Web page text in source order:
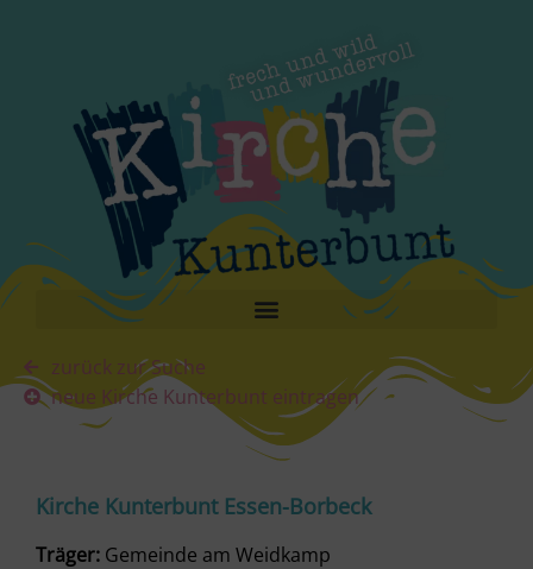
zurück zur Suche
neue Kirche Kunterbunt eintragen
Kirche Kunterbunt Essen-Borbeck
Träger: Gemeinde am Weidkamp